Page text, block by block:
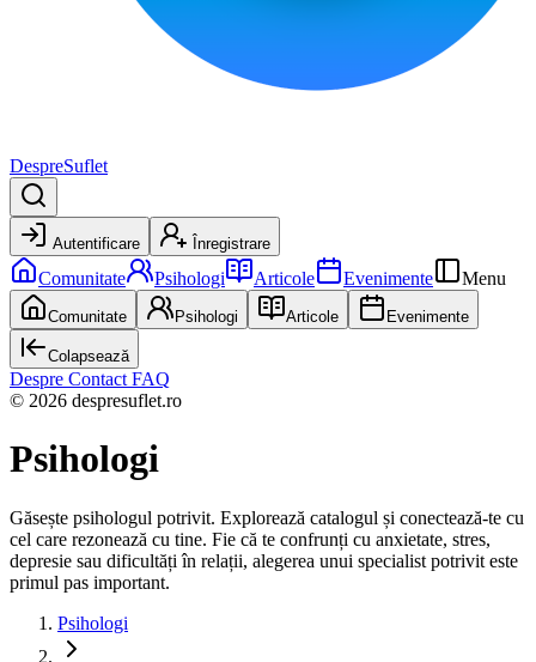
DespreSuflet
Autentificare Înregistrare
Comunitate Psihologi Articole Evenimente Menu
Comunitate Psihologi Articole Evenimente
Colapsează
Despre Contact FAQ
© 2026 despresuflet.ro
Psihologi
Găsește psihologul potrivit. Explorează catalogul și conectează-te cu
cel care rezonează cu tine. Fie că te confrunți cu anxietate, stres,
depresie sau dificultăți în relații, alegerea unui specialist potrivit este
primul pas important.
Psihologi